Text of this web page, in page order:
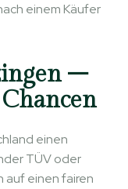
einem Käufer
–
einen
TÜV oder
auf einen fairen